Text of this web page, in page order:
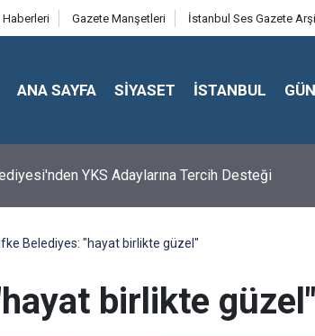
Haberleri Gazete Manşetleri İstanbul Ses Gazete
ANA SAYFA SİYASET İSTANBUL
YAZ SPOR KURSLARI TÜM HIZIYLA
Belediyes: "hayat birlikte güzel"
birlikte güzel"